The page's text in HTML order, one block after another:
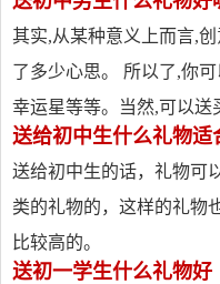
其实,从某种意义上而言,
了多少心思。 所以了,你
幸运星等等。当然,可以送
送给初中生什么礼物适
送给初中生的话，礼物可
类的礼物的，这样的礼物
比较高的。
送初一学生什么礼物好